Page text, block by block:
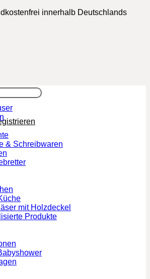
innerhalb Deutschlands
& Schreibwaren
mit Holzdeckel
Produkte